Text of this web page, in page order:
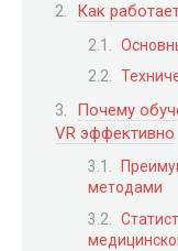
Как
Почему
VR эффективно
методами